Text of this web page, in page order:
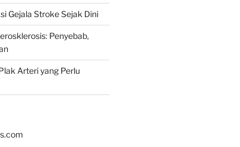
Gejala Stroke Sejak Dini
Penyebab,
Arteri yang Perlu